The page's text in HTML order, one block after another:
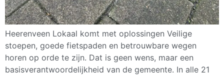
Heerenveen Lokaal komt met oplossingen Veilige
stoepen, goede fietspaden en betrouwbare wegen
horen op orde te zijn. Dat is geen wens, maar een
basisverantwoordelijkheid van de gemeente. In alle 21